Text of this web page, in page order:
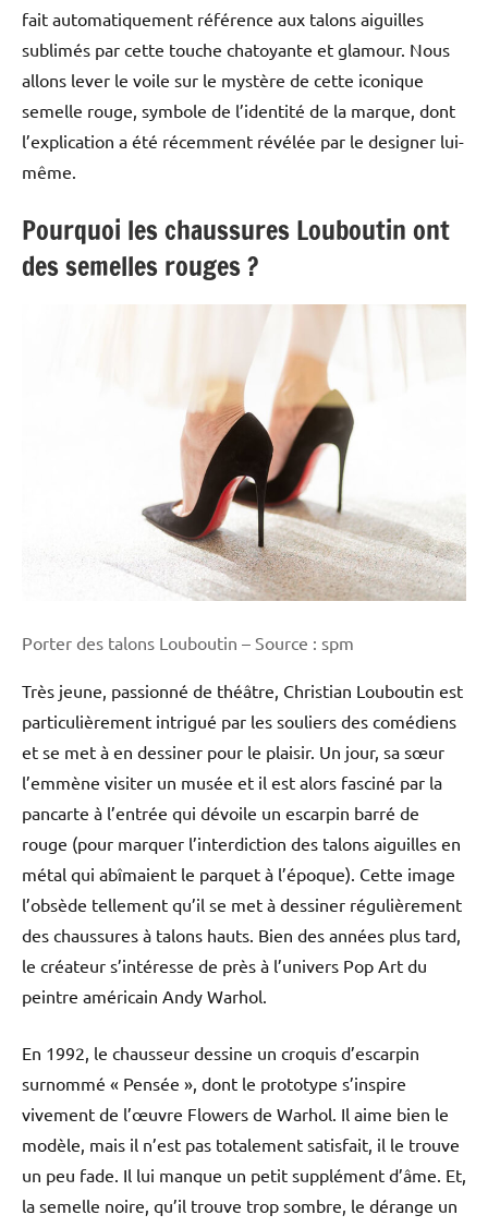
fait automatiquement référence aux talons aiguilles
sublimés par cette touche chatoyante et glamour. Nous
allons lever le voile sur le mystère de cette iconique
semelle rouge, symbole de l’identité de la marque, dont
l’explication a été récemment révélée par le designer lui-
même.
Pourquoi les chaussures Louboutin ont
des semelles rouges ?
Porter des talons Louboutin – Source : spm
Très jeune, passionné de théâtre, Christian Louboutin est
particulièrement intrigué par les souliers des comédiens
et se met à en dessiner pour le plaisir. Un jour, sa sœur
l’emmène visiter un musée et il est alors fasciné par la
pancarte à l’entrée qui dévoile un escarpin barré de
rouge (pour marquer l’interdiction des talons aiguilles en
métal qui abîmaient le parquet à l’époque). Cette image
l’obsède tellement qu’il se met à dessiner régulièrement
des chaussures à talons hauts. Bien des années plus tard,
le créateur s’intéresse de près à l’univers Pop Art du
peintre américain Andy Warhol.
En 1992, le chausseur dessine un croquis d’escarpin
surnommé « Pensée », dont le prototype s’inspire
vivement de l’œuvre Flowers de Warhol. Il aime bien le
modèle, mais il n’est pas totalement satisfait, il le trouve
un peu fade. Il lui manque un petit supplément d’âme. Et,
la semelle noire, qu’il trouve trop sombre, le dérange un